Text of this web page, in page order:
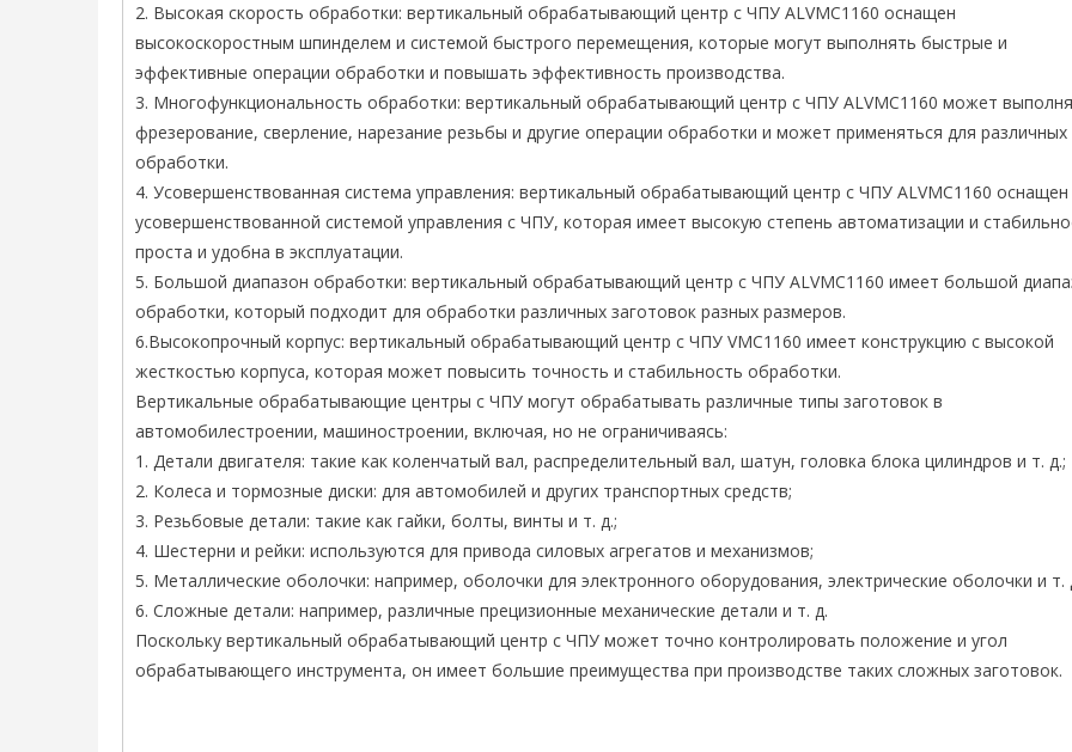
2. Высокая скорость обработки: вертикальный обрабатывающий центр с ЧПУ ALVMC1160 оснащен
высокоскоростным шпинделем и системой быстрого перемещения, которые могут выполнять быстрые и
эффективные операции обработки и повышать эффективность производства.
3. Многофункциональность обработки: вертикальный обрабатывающий центр с ЧПУ ALVMC1160 может
фрезерование, сверление, нарезание резьбы и другие операции обработки и может применяться для
обработки.
4. Усовершенствованная система управления: вертикальный обрабатывающий центр с ЧПУ ALVMC1160 оснащен
усовершенствованной системой управления с ЧПУ, которая имеет высокую степень автоматизации и
проста и удобна в эксплуатации.
5. Большой диапазон обработки: вертикальный обрабатывающий центр с ЧПУ ALVMC1160 имеет большой
обработки, который подходит для обработки различных заготовок разных размеров.
6.Высокопрочный корпус: вертикальный обрабатывающий центр с ЧПУ VMC1160 имеет конструкцию с высокой
жесткостью корпуса, которая может повысить точность и стабильность обработки.
Вертикальные обрабатывающие центры с ЧПУ могут обрабатывать различные типы заготовок в
автомобилестроении, машиностроении, включая, но не ограничиваясь:
1. Детали двигателя: такие как коленчатый вал, распределительный вал, шатун, головка блока цилиндров и т. д.;
2. Колеса и тормозные диски: для автомобилей и других транспортных средств;
3. Резьбовые детали: такие как гайки, болты, винты и т. д.;
4. Шестерни и рейки: используются для привода силовых агрегатов и механизмов;
5. Металлические оболочки: например, оболочки для электронного оборудования, электрические оболочки и т.
6. Сложные детали: например, различные прецизионные механические детали и т. д.
Поскольку вертикальный обрабатывающий центр с ЧПУ может точно контролировать положение и угол
обрабатывающего инструмента, он имеет большие преимущества при производстве таких сложных заготовок.